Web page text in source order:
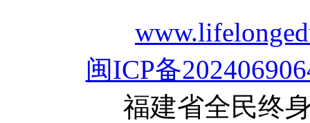
闽ICP备
福建省全民终